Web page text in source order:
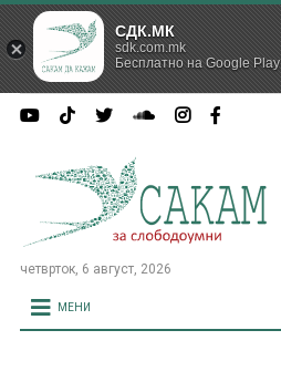
четврток, 6 август, 2026
МЕНИ
СДК.МК
sdk.com.mk
Бесплатно на Google Play